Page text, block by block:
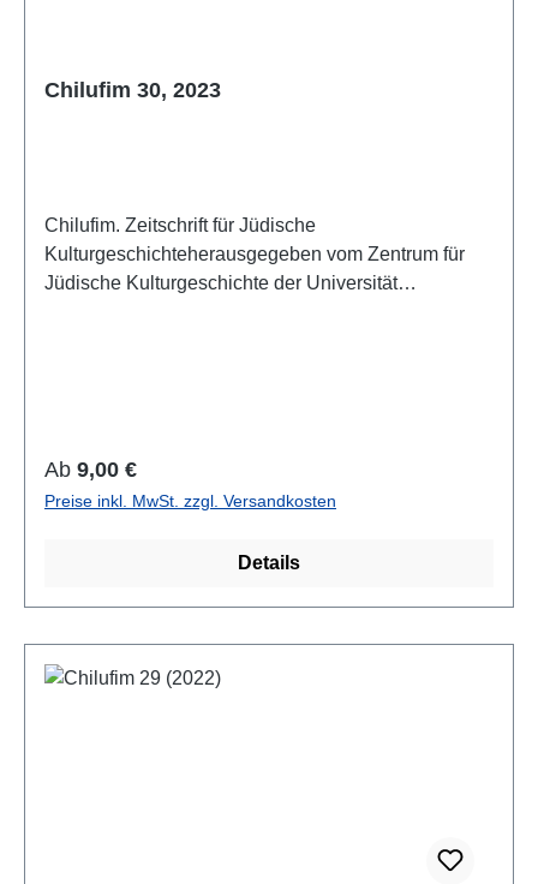
Chilufim 30, 2023
Chilufim. Zeitschrift für Jüdische
Kulturgeschichteherausgegeben vom Zentrum für
Jüdische Kulturgeschichte der Universität
Regulärer Preis:
Ab 9,00 €
Preise inkl. MwSt. zzgl. Versandkosten
Details